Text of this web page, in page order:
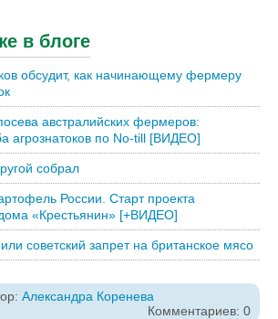
в блоге
обсудит, как начинающему фермеру
австралийских фермеров:
агрознатоков по No-till [ВИДЕО]
собрал
России. Cтарт проекта
дома «Крестьянин» [+ВИДЕО]
советский запрет на британское мясо
Александра Коренева
Комментариев: 0